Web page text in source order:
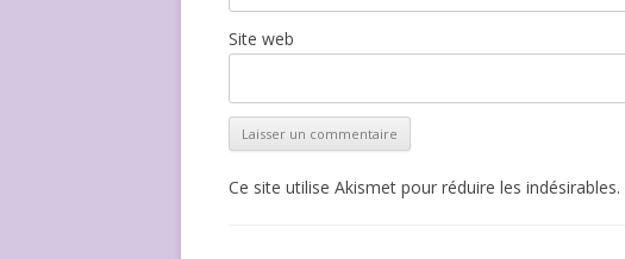
Site web
Ce site utilise Akismet pour réduire les indésirables.